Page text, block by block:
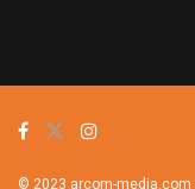
© 2023 arcom-media.com